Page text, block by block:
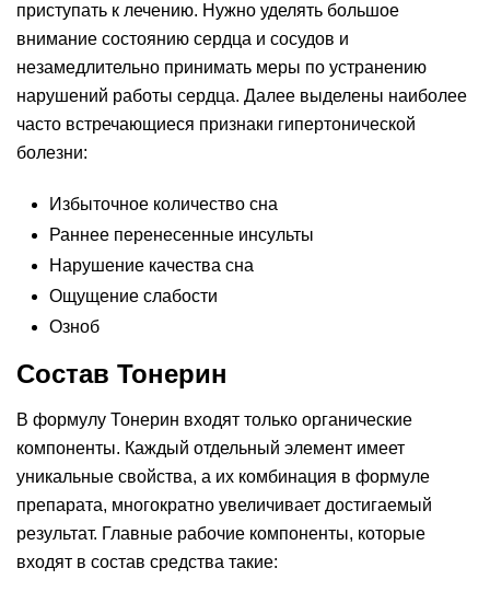
приступать к лечению. Нужно уделять большое
внимание состоянию сердца и сосудов и
незамедлительно принимать меры по устранению
нарушений работы сердца. Далее выделены наиболее
часто встречающиеся признаки гипертонической
болезни:
Избыточное количество сна
Раннее перенесенные инсульты
Нарушение качества сна
Ощущение слабости
Озноб
Состав Тонерин
В формулу Тонерин входят только органические
компоненты. Каждый отдельный элемент имеет
уникальные свойства, а их комбинация в формуле
препарата, многократно увеличивает достигаемый
результат. Главные рабочие компоненты, которые
входят в состав средства такие: